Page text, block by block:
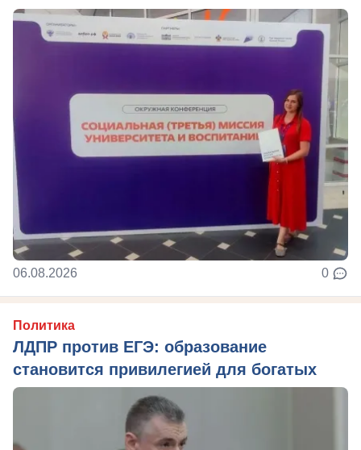
06.08.2026 0
Политика
ЛДПР против ЕГЭ: образование
становится привилегией для богатых